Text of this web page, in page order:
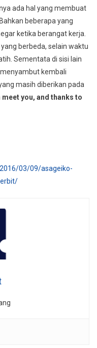
ada hal yang membuat
. Bahkan beberapa yang
ketika berangat kerja.
berbeda, selain waktu
Sementata di sisi lain
kembali
masih diberikan pada
you, and thanks to
03/09/asageiko-